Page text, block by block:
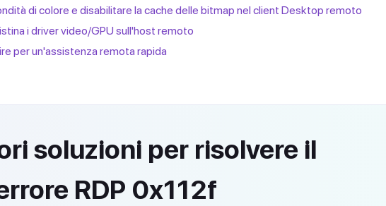
di colore e disabilitare la cache delle bitmap nel client Desktop remoto
i driver video/GPU sull'host remoto
per un'assistenza remota rapida
soluzioni per risolvere il
RDP 0x112f